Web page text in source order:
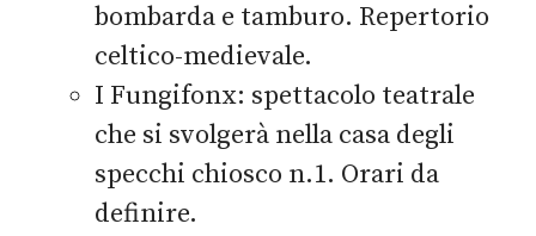
bombarda e tamburo. Repertorio
celtico-medievale.
I Fungifonx: spettacolo teatrale
che si svolgerà nella casa degli
specchi chiosco n.1. Orari da
definire.